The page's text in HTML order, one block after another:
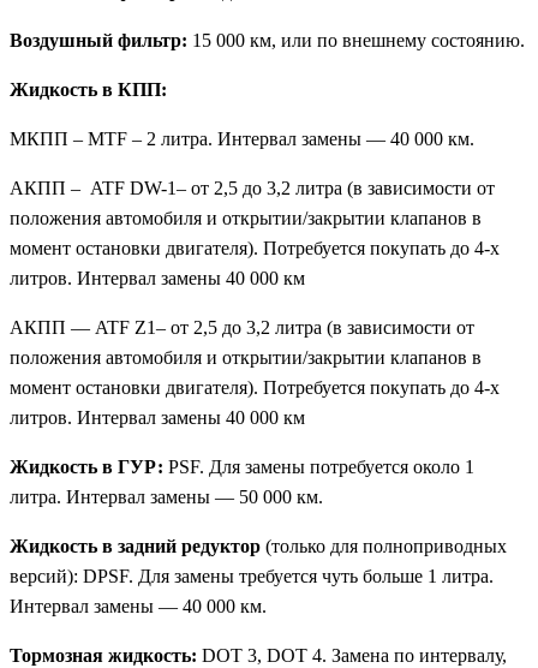
Воздушный фильтр: 15 000 км, или по внешнему состоянию.
Жидкость в КПП:
МКПП – MTF – 2 литра. Интервал замены — 40 000 км.
АКПП – ATF DW-1– от 2,5 до 3,2 литра (в зависимости от
положения автомобиля и открытии/закрытии клапанов в
момент остановки двигателя). Потребуется покупать до 4-х
литров. Интервал замены 40 000 км
АКПП — ATF Z1– от 2,5 до 3,2 литра (в зависимости от
положения автомобиля и открытии/закрытии клапанов в
момент остановки двигателя). Потребуется покупать до 4-х
литров. Интервал замены 40 000 км
Жидкость в ГУР: PSF. Для замены потребуется около 1
литра. Интервал замены — 50 000 км.
Жидкость в задний редуктор (только для полноприводных
версий): DPSF. Для замены требуется чуть больше 1 литра.
Интервал замены — 40 000 км.
Тормозная жидкость: DOT 3, DOT 4. Замена по интервалу,